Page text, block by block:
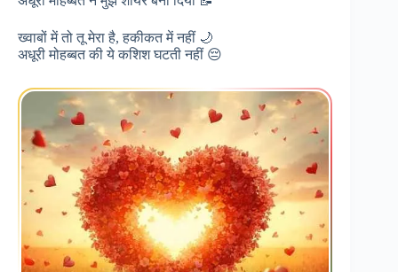
ख्वाबों में तो तू मेरा है, हकीकत में नहीं 🌙
अधूरी मोहब्बत की ये कशिश घटती नहीं 😔